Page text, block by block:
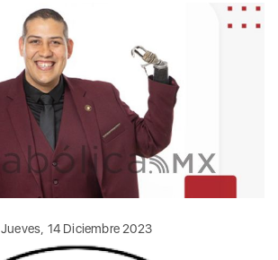
Jueves, 14 Diciembre 2023